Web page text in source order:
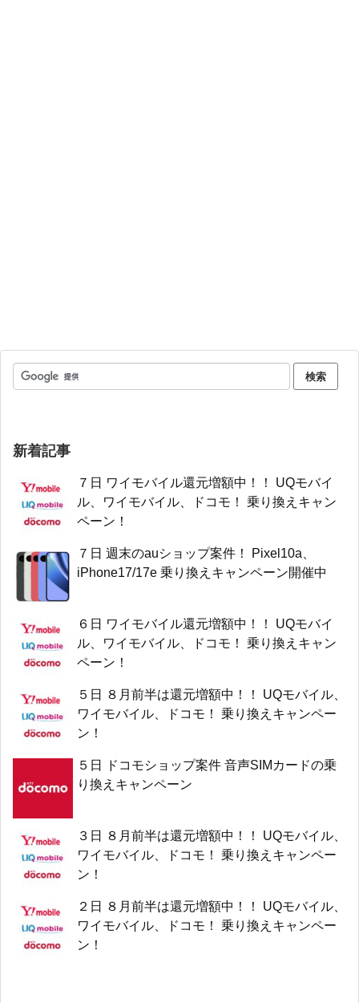
新着記事
７日 ワイモバイル還元増額中！！ UQモバイ
ル、ワイモバイル、ドコモ！ 乗り換えキャン
ペーン！
７日 週末のauショップ案件！ Pixel10a、
iPhone17/17e 乗り換えキャンペーン開催中
６日 ワイモバイル還元増額中！！ UQモバイ
ル、ワイモバイル、ドコモ！ 乗り換えキャン
ペーン！
５日 ８月前半は還元増額中！！ UQモバイル、
ワイモバイル、ドコモ！ 乗り換えキャンペー
ン！
５日 ドコモショップ案件 音声SIMカードの乗
り換えキャンペーン
３日 ８月前半は還元増額中！！ UQモバイル、
ワイモバイル、ドコモ！ 乗り換えキャンペー
ン！
２日 ８月前半は還元増額中！！ UQモバイル、
ワイモバイル、ドコモ！ 乗り換えキャンペー
ン！